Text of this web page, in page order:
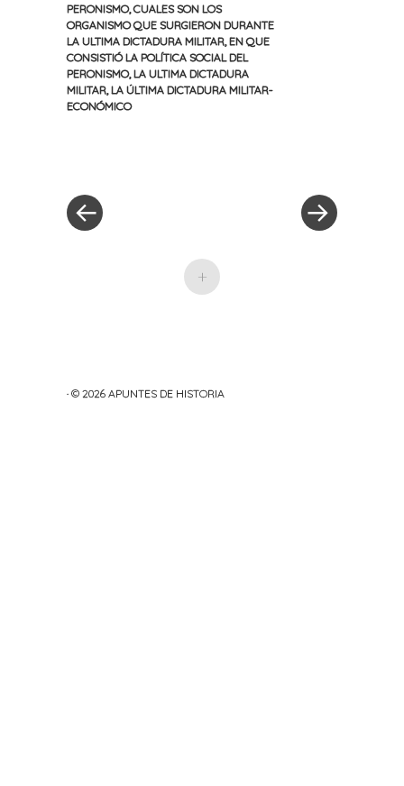
PERONISMO,CUALES SON LOS
ORGANISMO QUE SURGIERON DURANTE
LA ULTIMA DICTADURA MILITAR EN QUE
CONSISTIÓ LA POLÍTICA SOCIAL DEL
PERONISMO, LA ULTIMA DICTADURA
MILITAR LA ÚLTIMA DICTADURA MILITAR-
ECONÓMICO
entradas
+
· © 2026 APUNTES DE HISTORIA